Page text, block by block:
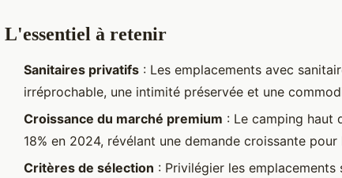
L'essentiel à retenir
Sanitaires privatifs : Les emplacements avec
irréprochable, une intimité préservée et une
Croissance du marché premium : Le camping haut
18% en 2024, révélant une demande croissante pour
Critères de sélection : Privilégier les emplacements